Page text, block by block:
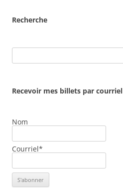
Recherche
Recevoir mes billets par courriel
Nom
Courriel*